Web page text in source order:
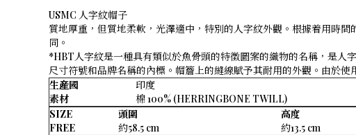
USMC 人字紋帽子
質地厚重，但質地柔軟，光澤適中，特別的人字紋外觀。根據着用時
同。
*HBT人字紋是一種具有類似於魚骨頭的特徵圖案的織物的名稱，是人
尺寸符號和品牌名稱的內標。帽簷上的縫線賦予其耐用的外觀。由於
生産國
印度
素材
棉 100% (HERRINGBONE TWILL)
SIZE
頭圍 高度
FREE
約58.5 cm 約13.5 cm